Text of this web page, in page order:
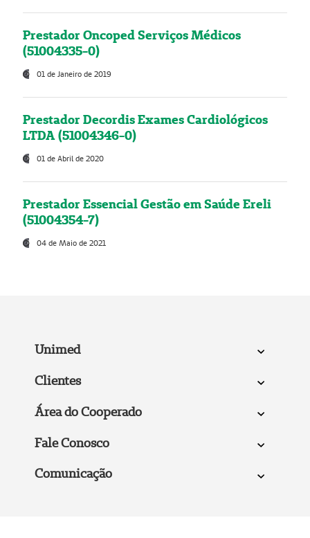
Prestador Oncoped Serviços Médicos
(51004335-0)
01 de Janeiro de 2019
Prestador Decordis Exames Cardiológicos
LTDA (51004346-0)
01 de Abril de 2020
Prestador Essencial Gestão em Saúde Ereli
(51004354-7)
04 de Maio de 2021
Unimed
Clientes
Área do Cooperado
Fale Conosco
Comunicação